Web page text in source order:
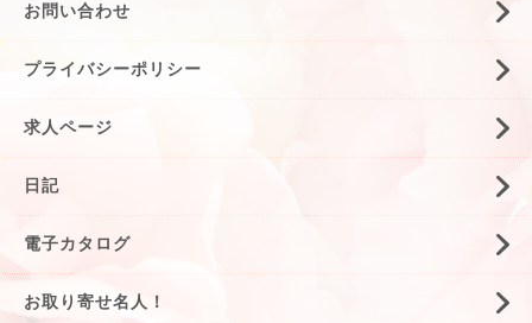
お問い合わせ
プライバシーポリシー
求人ページ
日記
電子カタログ
お取り寄せ名人！